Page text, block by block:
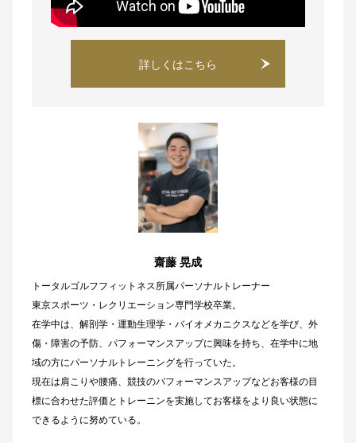
詳しくはこちら
齋藤 晃成
トータルゴルフフィットネス所属パーソナルトレーナー
東京スポーツ・レクリエーション専門学校卒業。
在学中は、解剖学・運動生理学・バイオメカニクスなどを学び、外
傷・障害の予防、パフォーマンスアップに興味を持ち、在学中に地
域の方にパーソナルトレーニングを行っていた。
現在は肩こりや腰痛、競技のパフォーマンスアップなどお客様の目
標に合わせた評価とトレーニンを実施してお客様をより良い状態に
できるように努めている。